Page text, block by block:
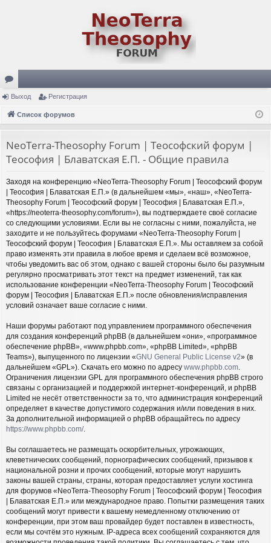
ор
ум
Выход Регистрация
Список форумов
NeoTerra-Theosophy Forum | Теософский форум |
Теософия | Блаватская Е.П. - Общие правила
Заходя на конференцию «NeoTerra-Theosophy Forum | Теософский форум
| Теософия | Блаватская Е.П.» (в дальнейшем «мы», «наш», «NeoTerra-
Theosophy Forum | Теософский форум | Теософия | Блаватская Е.П.»,
«https://neoterra-theosophy.com/forum»), вы подтверждаете своё согласие
со следующими условиями. Если вы не согласны с ними, пожалуйста, не
заходите и не пользуйтесь форумами «NeoTerra-Theosophy Forum |
Теософский форум | Теософия | Блаватская Е.П.». Мы оставляем за собой
право изменять эти правила в любое время и сделаем всё возможное,
чтобы уведомить вас об этом, однако с вашей стороны было бы разумным
регулярно просматривать этот текст на предмет изменений, так как
использование конференции «NeoTerra-Theosophy Forum | Теософский
форум | Теософия | Блаватская Е.П.» после обновления/исправления
условий означает ваше согласие с ними.
Наши форумы работают под управлением программного обеспечения
для создания конференций phpBB (в дальнейшем «они», «программное
обеспечение phpBB», «www.phpbb.com», «phpBB Limited», «phpBB
Teams»), выпущенного по лицензии «GNU General Public License v2» (в
дальнейшем «GPL»). Скачать его можно по адресу www.phpbb.com
Ограничения лицензии GPL для программного обеспечения phpBB строго
связаны с организацией и поддержкой интернет-конференций, и phpBB
Limited не несёт ответственности за то, что администрация конференций
определяет в качестве допустимого содержания и/или поведения в них.
За дополнительной информацией о phpBB обращайтесь по адресу
https://www.phpbb.com/.
Вы соглашаетесь не размещать оскорбительных, угрожающих,
клеветнических сообщений, порнографических сообщений, призывов к
национальной розни и прочих сообщений, которые могут нарушить
законы вашей страны, страны, которая предоставляет услуги хостинга
для форумов «NeoTerra-Theosophy Forum | Теософский форум | Теософия
| Блаватская Е.П.» или международное право. Попытки размещения таких
сообщений могут привести к вашему немедленному отключению от
конференции, при этом ваш провайдер будет поставлен в известность,
если мы сочтём это нужным. IP-адреса всех сообщений сохраняются для